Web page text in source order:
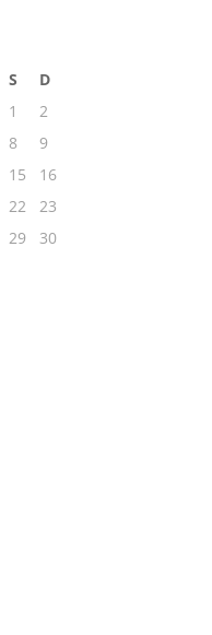
S
D
1
2
8
9
15
16
22
23
29
30